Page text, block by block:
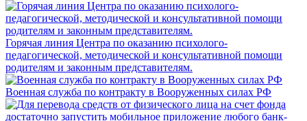
Горячая линия Центра по оказанию психолого-
педагогической, методической и консультативной помощи
родителям и законным представителям.
Военная служба по контракту в Вооруженных силах РФ